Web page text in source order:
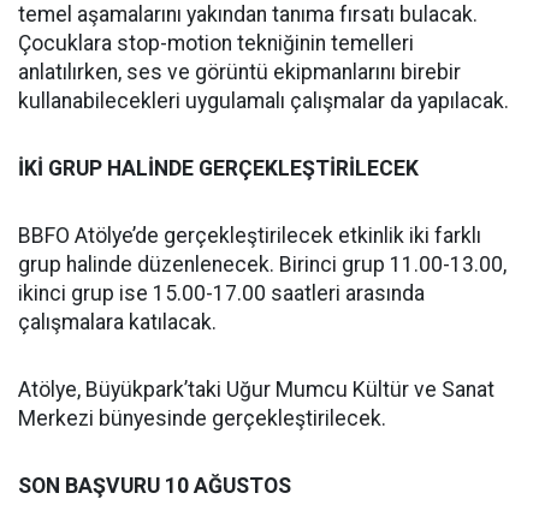
temel aşamalarını yakından tanıma fırsatı bulacak.
Çocuklara stop-motion tekniğinin temelleri
anlatılırken, ses ve görüntü ekipmanlarını birebir
kullanabilecekleri uygulamalı çalışmalar da yapılacak.
İKİ GRUP HALİNDE GERÇEKLEŞTİRİLECEK
BBFO Atölye’de gerçekleştirilecek etkinlik iki farklı
grup halinde düzenlenecek. Birinci grup 11.00-13.00,
ikinci grup ise 15.00-17.00 saatleri arasında
çalışmalara katılacak.
Atölye, Büyükpark’taki Uğur Mumcu Kültür ve Sanat
Merkezi bünyesinde gerçekleştirilecek.
SON BAŞVURU 10 AĞUSTOS